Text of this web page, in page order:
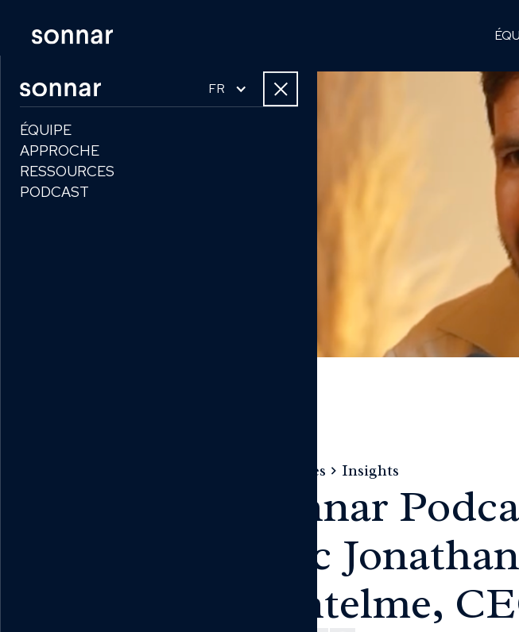
FR
ÉQUIPE
APPROCHE
RESSOURCES
PODCAST
Ressources Insights
Sonnar
avec
Lantelme,